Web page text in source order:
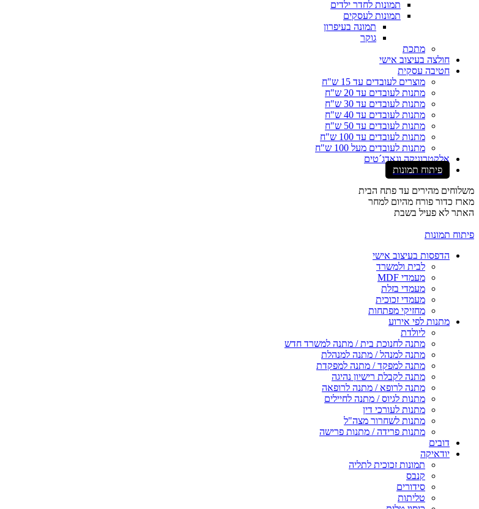
תמונות לחדר ילדים
תמונות לעסקים
תמונה בעיפרון
גוקר
מתכת
חולצה בעיצוב אישי
חטיבה עסקית
מוצרים לעובדים עד 15 ש"ח
מתנות לעובדים עד 20 ש"ח
מתנות לעובדים עד 30 ש"ח
מתנות לעובדים עד 40 ש"ח
מתנות לעובדים עד 50 ש"ח
מתנות לעובדים עד 100 ש"ח
מתנות לעובדים מעל 100 ש"ח
אלקטרוניקה וגאדג´טים
פיתוח תמונות
משלוחים מהירים עד פתח הבית
מארז כדור פורח מהיום למחר
האתר לא פעיל בשבת
פיתוח תמונות
הדפסות בעיצוב אישי
לבית ולמשרד
מעמדי MDF
מעמדי בזלת
מעמדי זכוכית
מחזיקי מפתחות
מתנות לפי אירוע
ליולדת
מתנה לחנוכת בית / מתנה למשרד חדש
מתנה למנהל / מתנה למנהלת
מתנה למפקד / מתנה למפקדת
מתנה לקבלת רישיון נהיגה
מתנה לרופא / מתנה לרופאה
מתנות לגיוס / מתנה לחיילים
מתנות לעורכי דין
מתנות לשחרור מצה"ל
מתנות פרידה / מתנות פרישה
דובים
יודאיקה
תמונות זכוכית לתליה
קנבס
סידורים
טליתות